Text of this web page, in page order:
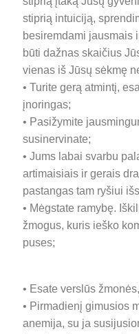
stiprią intuiciją,
besiremdami jausmais
būti dažnas skaičius
vienas iš Jūsų sėkmę
• Turite gerą atmintį,
įnoringas;
• Pasižymite
susinervinate;
• Jums labai svarbu
artimaisiais ir gerais
pastangas tam ryšiui
• Mėgstate ramybę.
žmogus, kuris ieško
puses;
• Esate verslūs
• Pirmadienį gimusios
anemija, su ja